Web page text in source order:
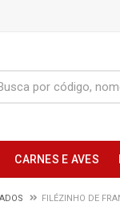
CARNES E AVES
FILÉZINHO DE